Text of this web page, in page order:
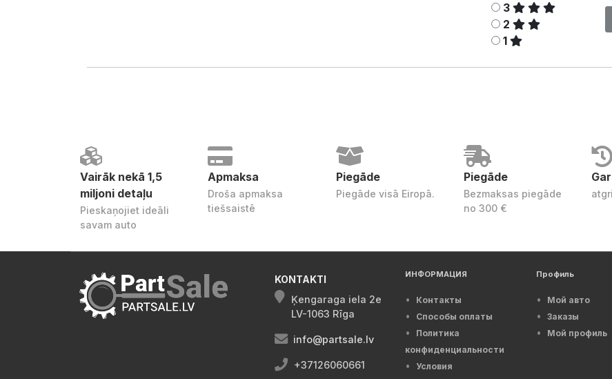
3
2
1
Vairāk nekā 1,5
miljoni detaļu
Pieskaņojiet ideāli
savam auto
Apmaksa
Droša apmaksa
tiešsaistē
Piegāde
Piegāde visā Eiropā.
Piegāde
Bezmaksas piegāde
no 300 €
KONTAKTI
Ķengaraga iela 2e
LV-1063 Rīga
info@partsale.lv
+37126060661
ИНФОРМАЦИЯ
Контакты
Способы оплаты
Политика
конфиденциальности
Условия
Профиль
Мой авто
Заказы
Мой профиль